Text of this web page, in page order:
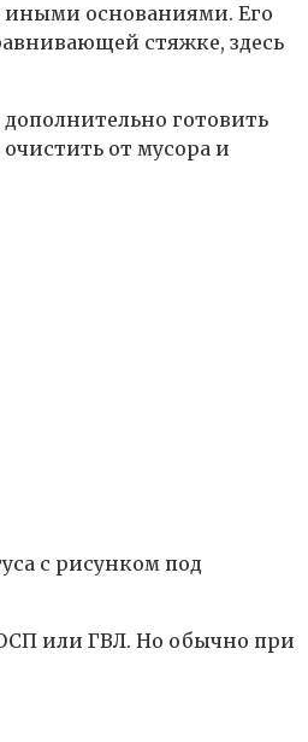
иными основаниями. Его
стяжке, здесь
готовить
от мусора и
с рисунком под
или ГВЛ. Но обычно при